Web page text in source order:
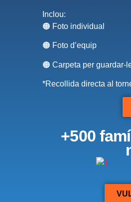
Inclou:
🟠 Foto individual
🟠 Foto d’equip
🟠 Carpeta per guardar-
*Recollida directa al
+500